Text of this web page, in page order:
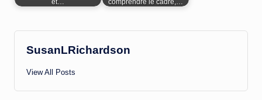
et… comprendre le cadre,…
SusanLRichardson
View All Posts